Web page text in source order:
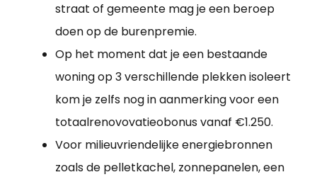
straat of gemeente mag je een beroep
doen op de burenpremie.
Op het moment dat je een bestaande
woning op 3 verschillende plekken isoleert
kom je zelfs nog in aanmerking voor een
totaalrenovovatieobonus vanaf €1.250.
Voor milieuvriendelijke energiebronnen
zoals de pelletkachel, zonnepanelen, een